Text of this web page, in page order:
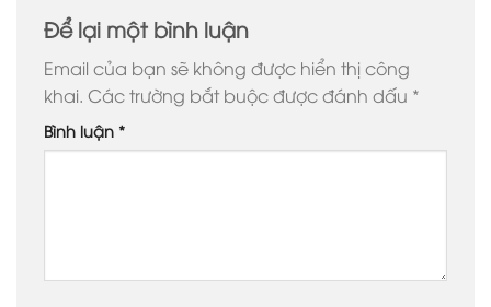
Để lại một bình luận
Email của bạn sẽ không được hiển thị công
khai. Các trường bắt buộc được đánh dấu *
Bình luận *